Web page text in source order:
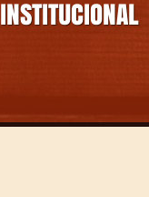
INSTITUCIONAL